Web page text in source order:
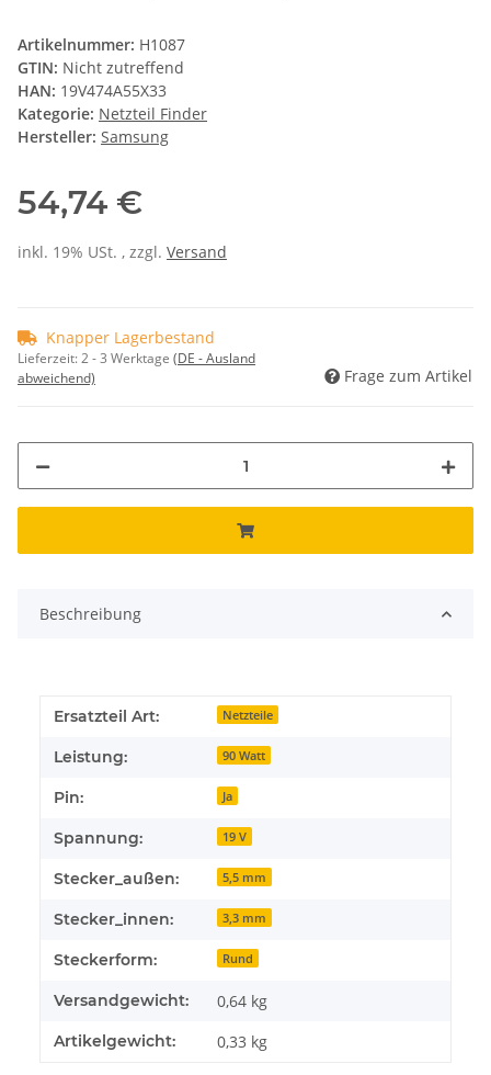
Artikelnummer: H1087
GTIN: Nicht zutreffend
HAN: 19V474A55X33
Kategorie: Netzteil Finder
Hersteller: Samsung
54,74 €
inkl. 19% USt. , zzgl. Versand
Knapper Lagerbestand
Lieferzeit:2 - 3 Werktage (DE - Ausland
abweichend)
Frage zum Artikel
Beschreibung
Ersatzteil Art: Netzteile
Leistung: 90 Watt
Pin: Ja
Spannung: 19 V
Stecker_außen: 5,5 mm
Stecker_innen: 3,3 mm
Steckerform: Rund
Versandgewicht: 0,64 kg
Artikelgewicht: 0,33 kg